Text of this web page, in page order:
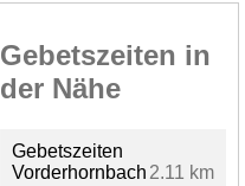
Gebetszeiten in
der Nähe
Gebetszeiten
Vorderhornbach 2.11 km